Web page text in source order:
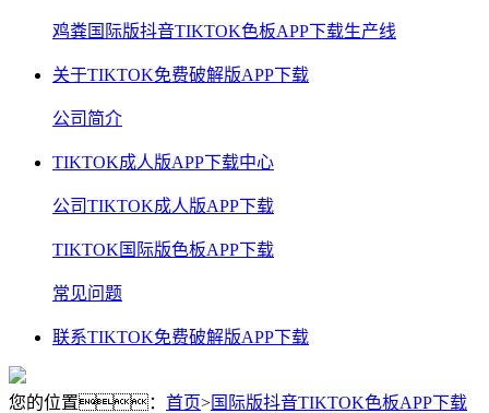
鸡粪国际版抖音TIKTOK色板APP下载生产线
关于TIKTOK免费破解版APP下载
公司简介
TIKTOK成人版APP下载中心
公司TIKTOK成人版APP下载
TIKTOK国际版色板APP下载
常见问题
联系TIKTOK免费破解版APP下载
您的位置： 首页>国际版抖音TIKTOK色板APP下载